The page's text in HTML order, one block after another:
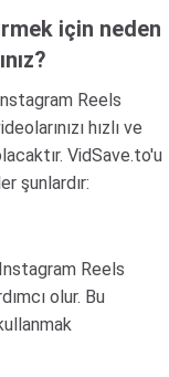
için neden
Reels
hızlı ve
VidSave.to'u
şunlardır:
Reels
olur. Bu